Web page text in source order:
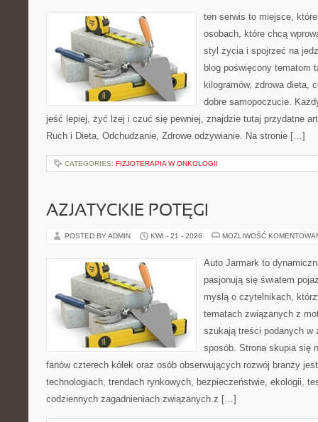
ten serwis to miejsce,
osobach, które chcą
styl życia i spojrzeć na
blog poświęcony tematom
kilogramów, zdrowa dieta,
dobre samopoczucie.
jeść lepiej, żyć lżej i czuć się pewniej, znajdzie tutaj przydatne
Ruch i Dieta, Odchudzanie, Zdrowe odżywianie. Na stronie […]
CATEGORIES: FIZJOTERAPIA W ONKOLOGII
AZJATYCKIE POTĘGI
POSTED BY ADMIN KWI - 21 - 2026 MOŻLIWOŚĆ
Auto Jarmark to
pasjonują się światem
myślą o czytelnikach,
tematach związanych z
szukają treści podanych w
sposób. Strona skupia się
fanów czterech kółek oraz osób obserwujących rozwój branży
technologiach, trendach rynkowych, bezpieczeństwie, ekologii,
codziennych zagadnieniach związanych z […]